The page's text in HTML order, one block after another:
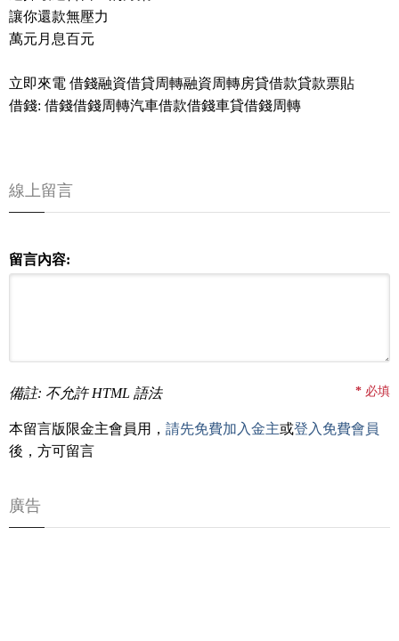
讓你還款無壓力
萬元月息百元
立即來電 借錢融資借貸周轉融資周轉房貸借款貸款票貼
借錢: 借錢借錢周轉汽車借款借錢車貸借錢周轉
線上留言
留言內容:
備註: 不允許 HTML 語法 * 必填
本留言版限金主會員用， 請先免費加入金主或登入免費會員
後，方可留言
廣告